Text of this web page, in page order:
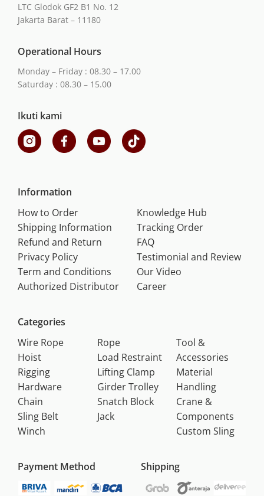
LTC Glodok GF2 B1 No. 12
Jakarta Barat – 11180
Operational Hours
Monday – Friday : 08.30 – 17.00
Saturday : 08.30 – 15.00
Ikuti kami
Information
How to Order
Shipping Information
Refund and Return
Privacy Policy
Term and Conditions
Authorized Distributor
Knowledge Hub
Tracking Order
FAQ
Testimonial and Review
Our Video
Career
Categories
Wire Rope
Hoist
Rigging
Hardware
Chain
Sling Belt
Winch
Rope
Load Restraint
Lifting Clamp
Girder Trolley
Snatch Block
Jack
Tool &
Accessories
Material
Handling
Crane &
Components
Custom Sling
Payment Method Shipping